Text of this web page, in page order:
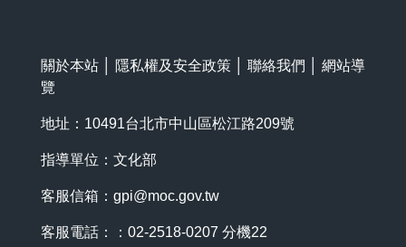
關於本站 隱私權及安全政策 聯絡我們
網站導
覽
地址：10491台北市中山區松江路209號
指導單位：文化部
客服信箱： gpi@moc.gov.tw
客服電話：：02-2518-0207 分機22